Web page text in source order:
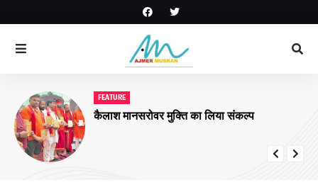
FEATURE
कैलाश मानसरोवर मुक्ति का लिया संकल्प